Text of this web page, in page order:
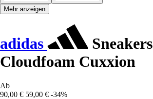
Mehr anzeigen
adidas
Sneakers
Cloudfoam Cuxxion
Ab
90,00 € 59,00 € -34%